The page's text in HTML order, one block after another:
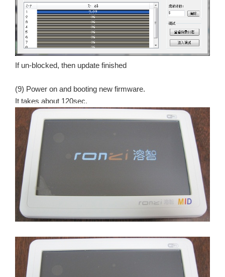
If un-blocked, then update finished
(9) Power on and booting new firmware.
It takes about 120sec.